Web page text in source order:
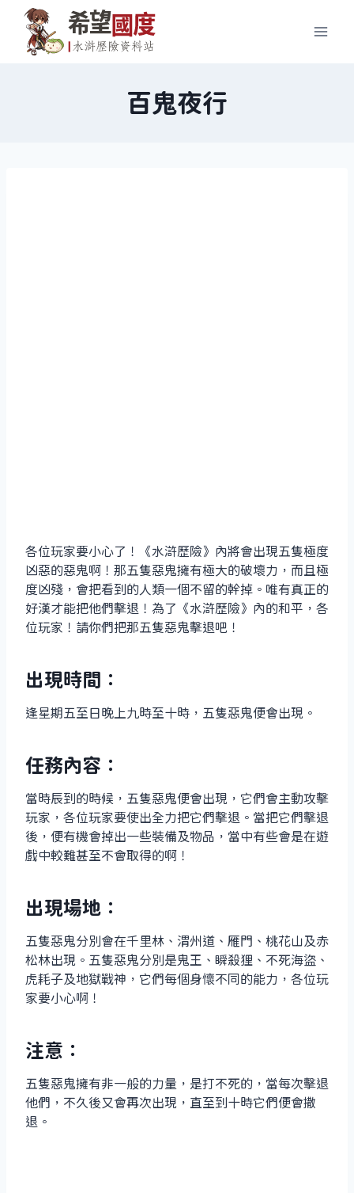
content
百鬼夜行
各位玩家要小心了！《水滸歷險》內將會出現五隻極度
凶惡的惡鬼啊！那五隻惡鬼擁有極大的破壞力，而且極
度凶殘，會把看到的人類一個不留的幹掉。唯有真正的
好漢才能把他們擊退！為了《水滸歷險》內的和平，各
位玩家！請你們把那五隻惡鬼擊退吧！
出現時間：
逢星期五至日晚上九時至十時，五隻惡鬼便會出現。
任務內容：
當時辰到的時候，五隻惡鬼便會出現，它們會主動攻擊
玩家，各位玩家要使出全力把它們擊退。當把它們擊退
後，便有機會掉出一些裝備及物品，當中有些會是在遊
戲中較難甚至不會取得的啊！
出現場地：
五隻惡鬼分別會在千里林、渭州道、雁門、桃花山及赤
松林出現。五隻惡鬼分別是鬼王、瞬殺狸、不死海盜、
虎耗子及地獄戰神，它們每個身懷不同的能力，各位玩
家要小心啊！
注意：
五隻惡鬼擁有非一般的力量，是打不死的，當每次擊退
他們，不久後又會再次出現，直至到十時它們便會撒
退。